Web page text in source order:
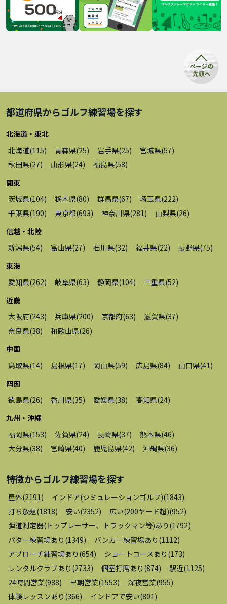
都道府県からゴルフ練習場を探す
北海道・東北
北海道(115) 青森県(25) 岩手県(25) 宮城県(57)
秋田県(27) 山形県(24) 福島県(58)
関東
茨城県(104) 栃木県(80) 群馬県(67) 埼玉県(222)
千葉県(190) 東京都(693) 神奈川県(281 ) 山梨県(26)
信越・北陸
新潟県(54) 富山県(27) 石川県(32) 福井県(22) 長野県(75)
東海
愛知県(262) 岐阜県(63) 静岡県(104) 三重県(52)
近畿
大阪府(243) 兵庫県(200) 京都府(63) 滋賀県(37)
奈良県(38) 和歌山県(26)
中国
鳥取県(14) 島根県(17) 岡山県(59) 広島県(84) 山口県(41 )
四国
徳島県(26) 香川県(35) 愛媛県(38) 高知県(24)
九州・沖縄
福岡県(153) 佐賀県(24) 長崎県(37) 熊本県(46)
大分県(38) 宮崎県(40) 鹿児島県(42) 沖縄県(36)
特徴からゴルフ練習場を探す
屋外(2191 ) インドア(シミュレーションゴルフ)(1843)
打ち放題(1818) 安い(2352) 広い(200ヤード超)(952)
弾道測定器(トップレーサー、トラックマン等)あり (1792)
パター練習場あり (1349) バンカー練習場あり (1112)
アプローチ練習場あり (654) ショートコースあり (173)
レンタルクラブあり (2733) 個室打席あり (874) 駅近(1125)
24時間営業(988) 早朝営業(1553) 深夜営業(955)
体験レッスンあり (366) インドアで安い(801 )